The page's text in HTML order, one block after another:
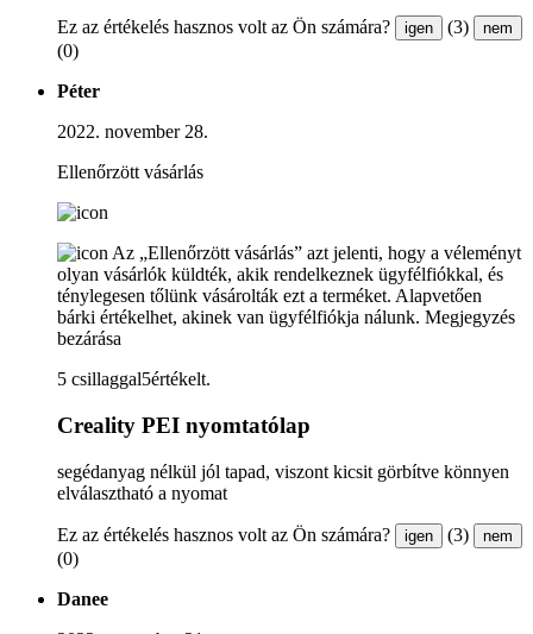
Ez az értékelés hasznos volt az Ön számára? igen (3) nem
(0)
Péter
2022. november 28.
Ellenőrzött vásárlás
Az „Ellenőrzött vásárlás” azt jelenti, hogy a véleményt
olyan vásárlók küldték, akik rendelkeznek ügyfélfiókkal, és
ténylegesen tőlünk vásárolták ezt a terméket. Alapvetően
bárki értékelhet, akinek van ügyfélfiókja nálunk. Megjegyzés
bezárása
5 csillaggal5értékelt.
Creality PEI nyomtatólap
segédanyag nélkül jól tapad, viszont kicsit görbítve könnyen
elválasztható a nyomat
Ez az értékelés hasznos volt az Ön számára? igen (3) nem
(0)
Danee